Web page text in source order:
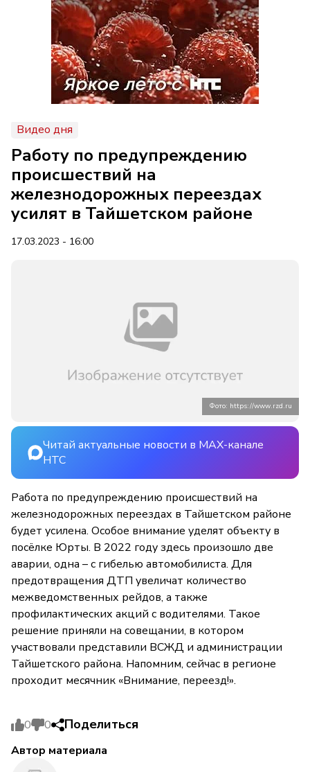
Видео дня
Работу по предупреждению
происшествий на
железнодорожных переездах
усилят в Тайшетском районе
17.03.2023 - 16:00
Фото: https://www.rzd.ru
Читай актуальные новости в MAX-канале
НТС
Работа по предупреждению происшествий на
железнодорожных переездах в Тайшетском районе
будет усилена. Особое внимание уделят объекту в
посёлке Юрты. В 2022 году здесь произошло две
аварии, одна – с гибелью автомобилиста. Для
предотвращения ДТП увеличат количество
межведомственных рейдов, а также
профилактических акций с водителями. Такое
решение приняли на совещании, в котором
участвовали представили ВСЖД и администрации
Тайшетского района. Напомним, сейчас в регионе
проходит месячник «Внимание, переезд!».
0 0 Поделиться
Автор материала